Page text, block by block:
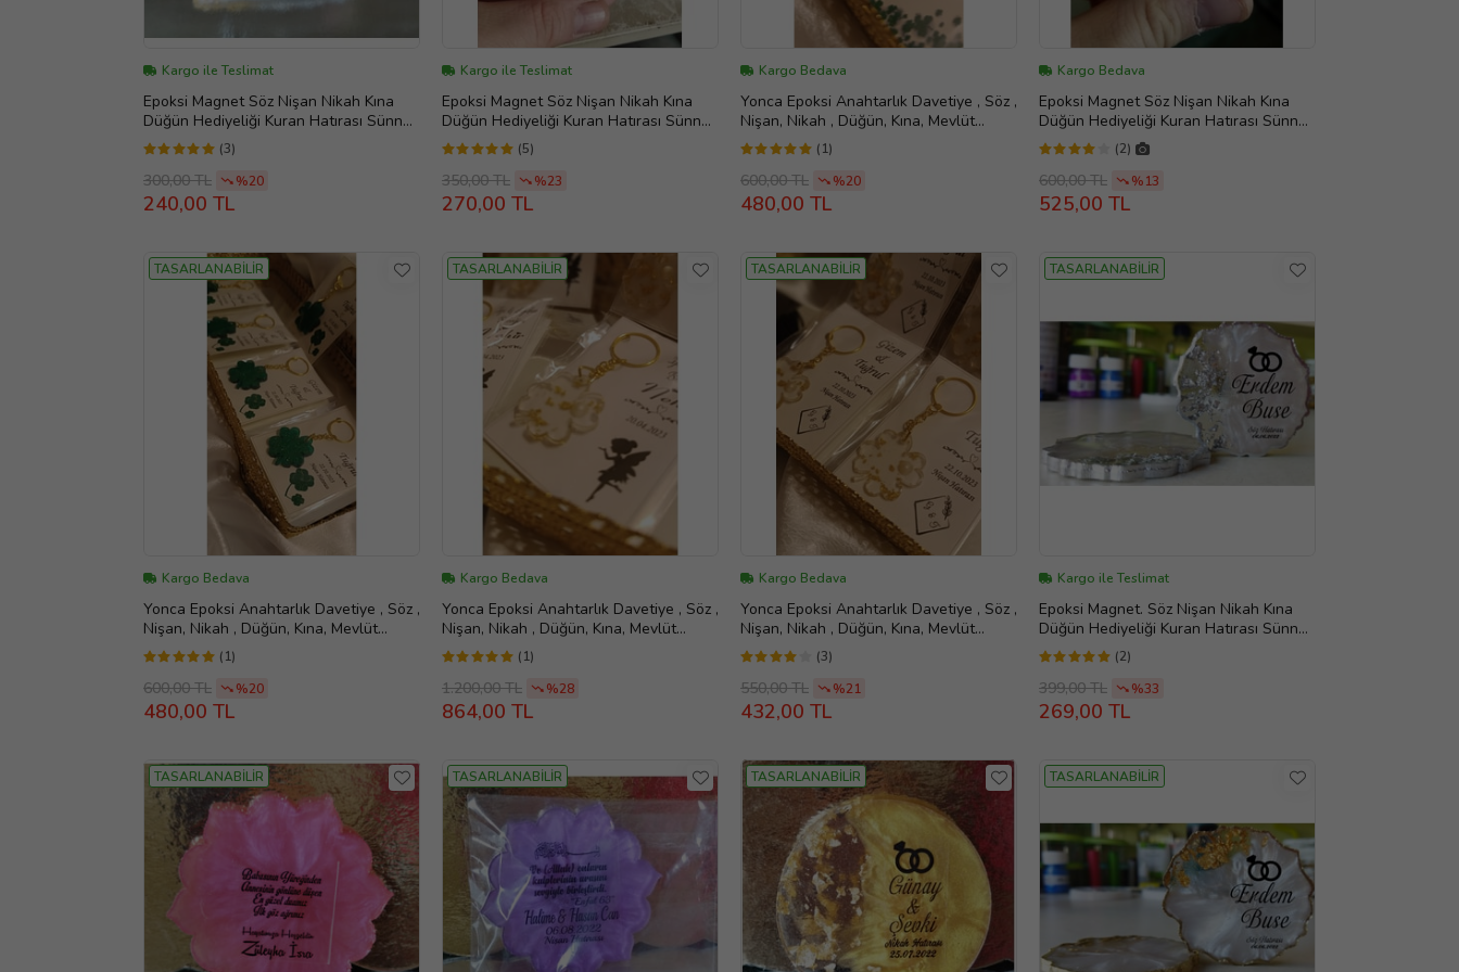
Kargo ile Teslimat
Epoksi Magnet Söz Nişan Nikah Kına
Düğün Hediyeliği Kuran Hatırası Sünnet
Mevlüt (Altın)
(3)
300,00 TL %20
240,00 TL
Kargo ile Teslimat
Epoksi Magnet Söz Nişan Nikah Kına
Düğün Hediyeliği Kuran Hatırası Sünnet
Mevlüt (Lacivert)
(5)
350,00 TL %23
270,00 TL
Kargo Bedava
Yonca Epoksi Anahtarlık Davetiye , Söz ,
Nişan, Nikah , Düğün, Kına, Mevlüt
Hediyelik (Yeşil)
(1)
600,00 TL %20
480,00 TL
Kargo Bedava
Epoksi Magnet Söz Nişan Nikah Kına
Düğün Hediyeliği Kuran Hatırası Sünnet
Mevlüt (Altın)
(2)
600,00 TL %13
525,00 TL
TASARLANABİLİR
Kargo Bedava
Yonca Epoksi Anahtarlık Davetiye , Söz ,
Nişan, Nikah , Düğün, Kına, Mevlüt
Hediyelik (Su Yeşili)
(1)
600,00 TL %20
480,00 TL
TASARLANABİLİR
Kargo Bedava
Yonca Epoksi Anahtarlık Davetiye , Söz ,
Nişan, Nikah , Düğün, Kına, Mevlüt
Hediyelik (Altın)
(1)
1.200,00 TL %28
864,00 TL
TASARLANABİLİR
Kargo Bedava
Yonca Epoksi Anahtarlık Davetiye , Söz ,
Nişan, Nikah , Düğün, Kına, Mevlüt
Hediyelik (Sarı)
(3)
550,00 TL %21
432,00 TL
TASARLANABİLİR
Kargo ile Teslimat
Epoksi Magnet. Söz Nişan Nikah Kına
Düğün Hediyeliği Kuran Hatırası Sünnet
Mevlüt (Gümüş)
(2)
399,00 TL %33
269,00 TL
TASARLANABİLİR TASARLANABİLİR TASARLANABİLİR TASARLANABİLİR